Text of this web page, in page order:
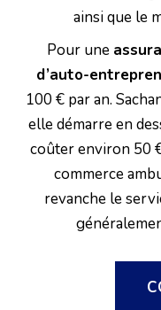
ainsi que le
Pour une
d’auto-
100 € par an.
elle démarre en
coûter environ 50
commerce
revanche le